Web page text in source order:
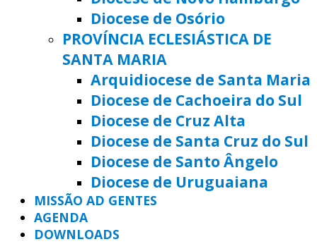
Diocese de Osório
PROVÍNCIA ECLESIÁSTICA DE
SANTA MARIA
Arquidiocese de Santa Maria
Diocese de Cachoeira do Sul
Diocese de Cruz Alta
Diocese de Santa Cruz do Sul
Diocese de Santo Ângelo
Diocese de Uruguaiana
MISSÃO AD GENTES
AGENDA
DOWNLOADS